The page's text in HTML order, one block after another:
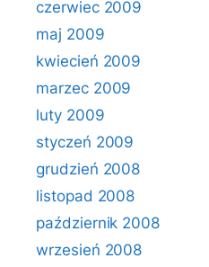
czerwiec 2009
maj 2009
kwiecień 2009
marzec 2009
luty 2009
styczeń 2009
grudzień 2008
listopad 2008
październik 2008
wrzesień 2008